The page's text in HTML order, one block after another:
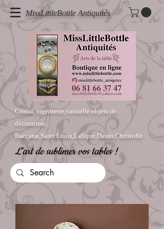
MissLittleBottle Antiquités
Cristal, argenterie,vaisselle objets de
décoration...
Baccarat,Saint Louis,Lalique,Daum,Christofle
L'art de sublimer vos tables !